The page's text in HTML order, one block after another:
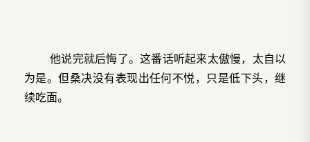
他说完就后悔了。这番话听起来太傲慢，太自以
为是。但桑决没有表现出任何不悦，只是低下头，继
续吃面。